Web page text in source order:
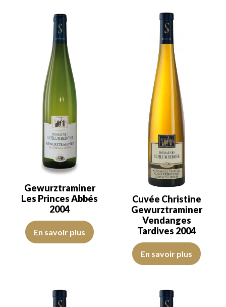
Gewurztraminer
Les Princes Abbés
2004
La robe est jaune claire avec des reflets clair. De bonne
En savoir plus
Cuvée Christine
Gewurztraminer
Vendanges
Tardives 2004
La robe est jaune or claire
En savoir plus